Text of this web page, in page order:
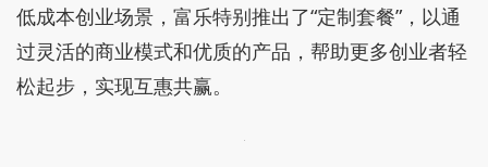
低成本创业场景，富乐特别推出了“定制套餐”，以通
过灵活的商业模式和优质的产品，帮助更多创业者轻
松起步，实现互惠共赢。